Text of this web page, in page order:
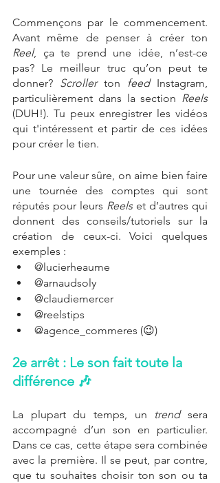
Commençons par le commencement.
Reel, ça te prend une idée, n’est-ce
pas? Le meilleur truc qu’on peut te
donner? Scroller ton feed Instagram,
particulièrement dans la section Reels
(DUH!). Tu peux enregistrer les vidéos
qui t'intéressent et partir de ces idées
pour créer le tien.
Pour une valeur sûre, on aime bien faire
une tournée des comptes qui sont
réputés pour leurs Reels et d’autres qui
donnent des conseils/tutoriels sur la
création de ceux-ci. Voici quelques
exemples :
@lucierheaume
@arnaudsoly
@claudiemercer
@reelstips
@agence_commeres (😉)
2e arrêt : Le son fait toute la
différence 🎶
La plupart du temps, un trend sera
accompagné d’un son en particulier.
Dans ce cas, cette étape sera combinée
avec la première. Il se peut, par contre,
que tu souhaites choisir ton son ou ta